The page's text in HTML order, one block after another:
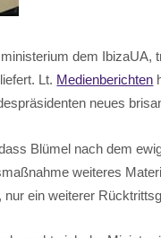
dem IbizaUA,
Lt. Medienberichten
neues
Blümel nach dem
weiteres
ein weiterer